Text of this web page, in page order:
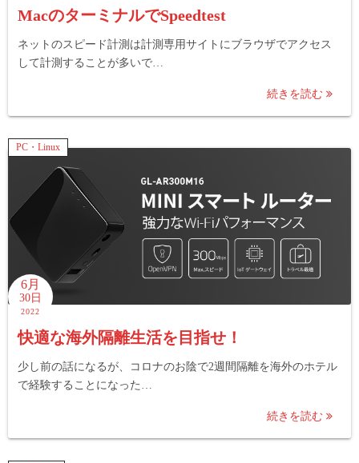
MacのターミナルでSpeedtest
ネットのスピード計測は計測専用サイトにブラウザでアクセス
して計測することが多いで…
続きを読む
PC・Linux
6月
30日
2022
快適な海外隔離生活を目指せ！
少し前の話になるが、コロナのお陰で2週間隔離を海外のホテル
で経験することになった…
続きを読む